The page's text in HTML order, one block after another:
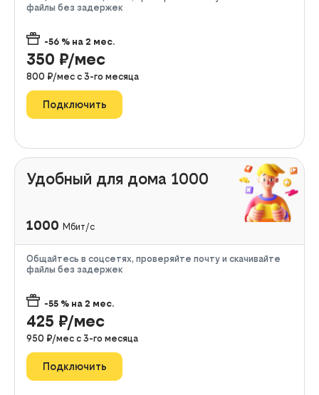
файлы без задержек
-56 % на 2 мес.
350 ₽/мес
800 ₽/мес с 3-го месяца
Подключить
Удобный для дома 1000
1000 Мбит/с
Общайтесь в соцсетях, проверяйте почту и скачивайте
файлы без задержек
-55 % на 2 мес.
425 ₽/мес
950 ₽/мес с 3-го месяца
Подключить